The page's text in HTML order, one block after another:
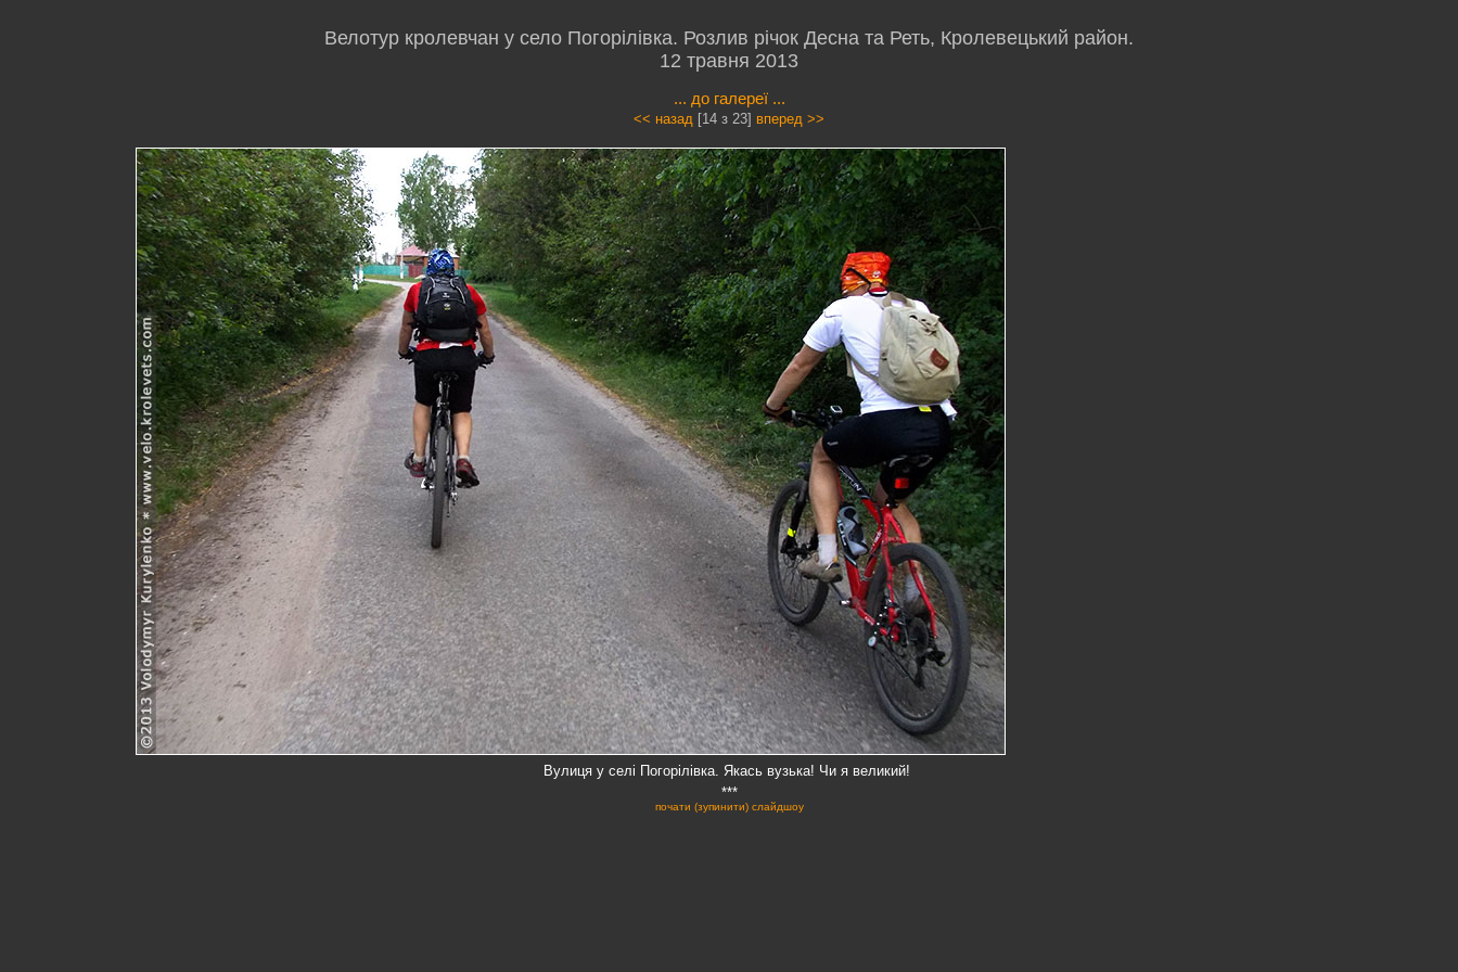
Велотур кролевчан у село Погорілівка. Розлив річок Десна та Реть, Кролевецький район.
12 травня 2013
... до галереї ...
<< назад [14 з 23] вперед >>
Вулиця у селі Погорілівка. Якась вузька! Чи я великий!
***
почати (зупинити) слайдшоу